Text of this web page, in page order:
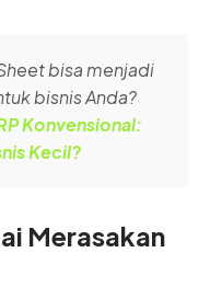
bisa menjadi
bisnis Anda?
Konvensional:
Kecil?
Merasakan